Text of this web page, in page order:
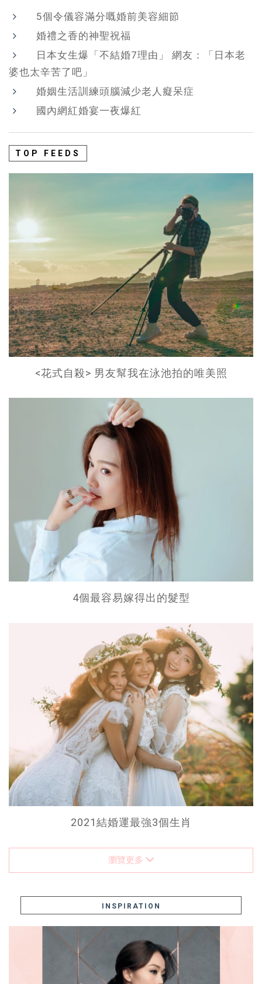
5個令儀容滿分嘅婚前美容細節
婚禮之香的神聖祝福
日本女生爆「不結婚7理由」 網友：「日本老
婆也太辛苦了吧」
婚姻生活訓練頭腦減少老人癡呆症
國內網紅婚宴一夜爆紅
TOP FEEDS
<花式自殺> 男友幫我在泳池拍的唯美照
4個最容易嫁得出的髮型
2021結婚運最強3個生肖
瀏覽更多
INSPIRATION